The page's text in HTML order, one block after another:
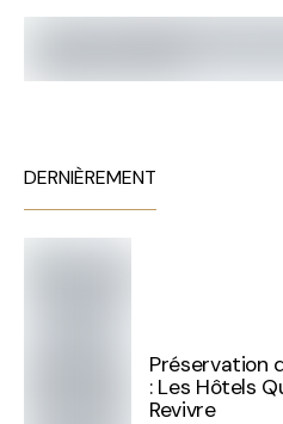
DERNIÈREMENT
Préservation
: Les Hôtels
Revivre